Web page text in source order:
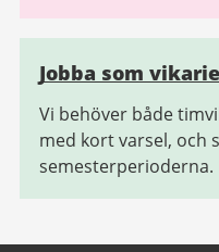
Jobba som vikarie
Vi behöver både
med kort varsel, och
semesterperioderna.